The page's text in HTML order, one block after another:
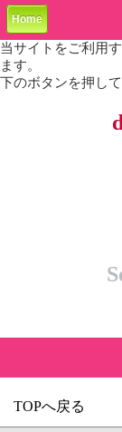
Home
当サイトをご利用
ます。
下のボタンを押して
TOPへ戻る